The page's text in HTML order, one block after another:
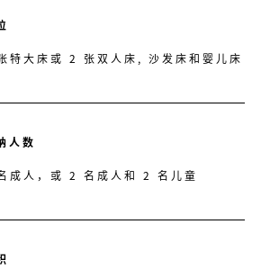
特大床或 2 张双人床, 沙发床和婴儿床
人数
成人，或 2 名成人和 2 名儿童